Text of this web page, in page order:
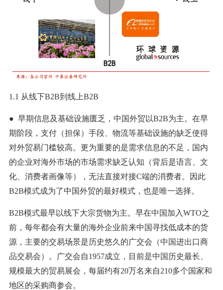
1.1 从线下B2B到线上B2B
● 早期信息及基础设施匮乏，中国外贸以B2B为主。在早
期阶段，支付（担保）手段、物流等基础设施的缺乏使得
对外贸易门槛较高。更为重要的是需求信息的不足，国内
的企业对海外市场的市场需求缺乏认知（背后是语言、文
化、消费者画像等），无法直接对接C端的消费者。因此
B2B模式成为了中国外贸的最好模式，也是唯一选择。
B2B模式最早以线下大宗货物为主。早在中国加入WTO之
前，每年都会有大量的海外企业前来中国寻找低成本的货
源，主要的交易场景是历史悠久的广交会（中国进出口商
品交易会）。广交会自1957成立，目前是中国历史最长、
规模最大的贸易展会，每届约有20万名来自210多个国家和
地区的采购商参会。